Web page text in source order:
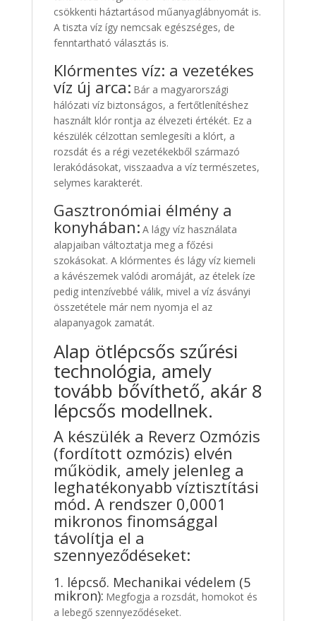
csökkenti háztartásod műanyaglábnyomát is.
A tiszta víz így nemcsak egészséges, de
fenntartható választás is.
Klórmentes víz: a vezetékes
víz új arca: Bár a magyarországi
hálózati víz biztonságos, a fertőtlenítéshez
használt klór rontja az élvezeti értékét. Ez a
készülék célzottan semlegesíti a klórt, a
rozsdát és a régi vezetékekből származó
lerakódásokat, visszaadva a víz természetes,
selymes karakterét.
Gasztronómiai élmény a
konyhában: A lágy víz használata
alapjaiban változtatja meg a főzési
szokásokat. A klórmentes és lágy víz kiemeli
a kávészemek valódi aromáját, az ételek íze
pedig intenzívebbé válik, mivel a víz ásványi
összetétele már nem nyomja el az
alapanyagok zamatát.
Alap ötlépcsős szűrési
technológia, amely
tovább bővíthető, akár 8
lépcsős modellnek.
A készülék a Reverz Ozmózis
(fordított ozmózis) elvén
működik, amely jelenleg a
leghatékonyabb víztisztítási
mód. A rendszer 0,0001
mikronos finomsággal
távolítja el a
szennyeződéseket:
1. lépcső. Mechanikai védelem (5
mikron): Megfogja a rozsdát, homokot és
a lebegő szennyeződéseket.